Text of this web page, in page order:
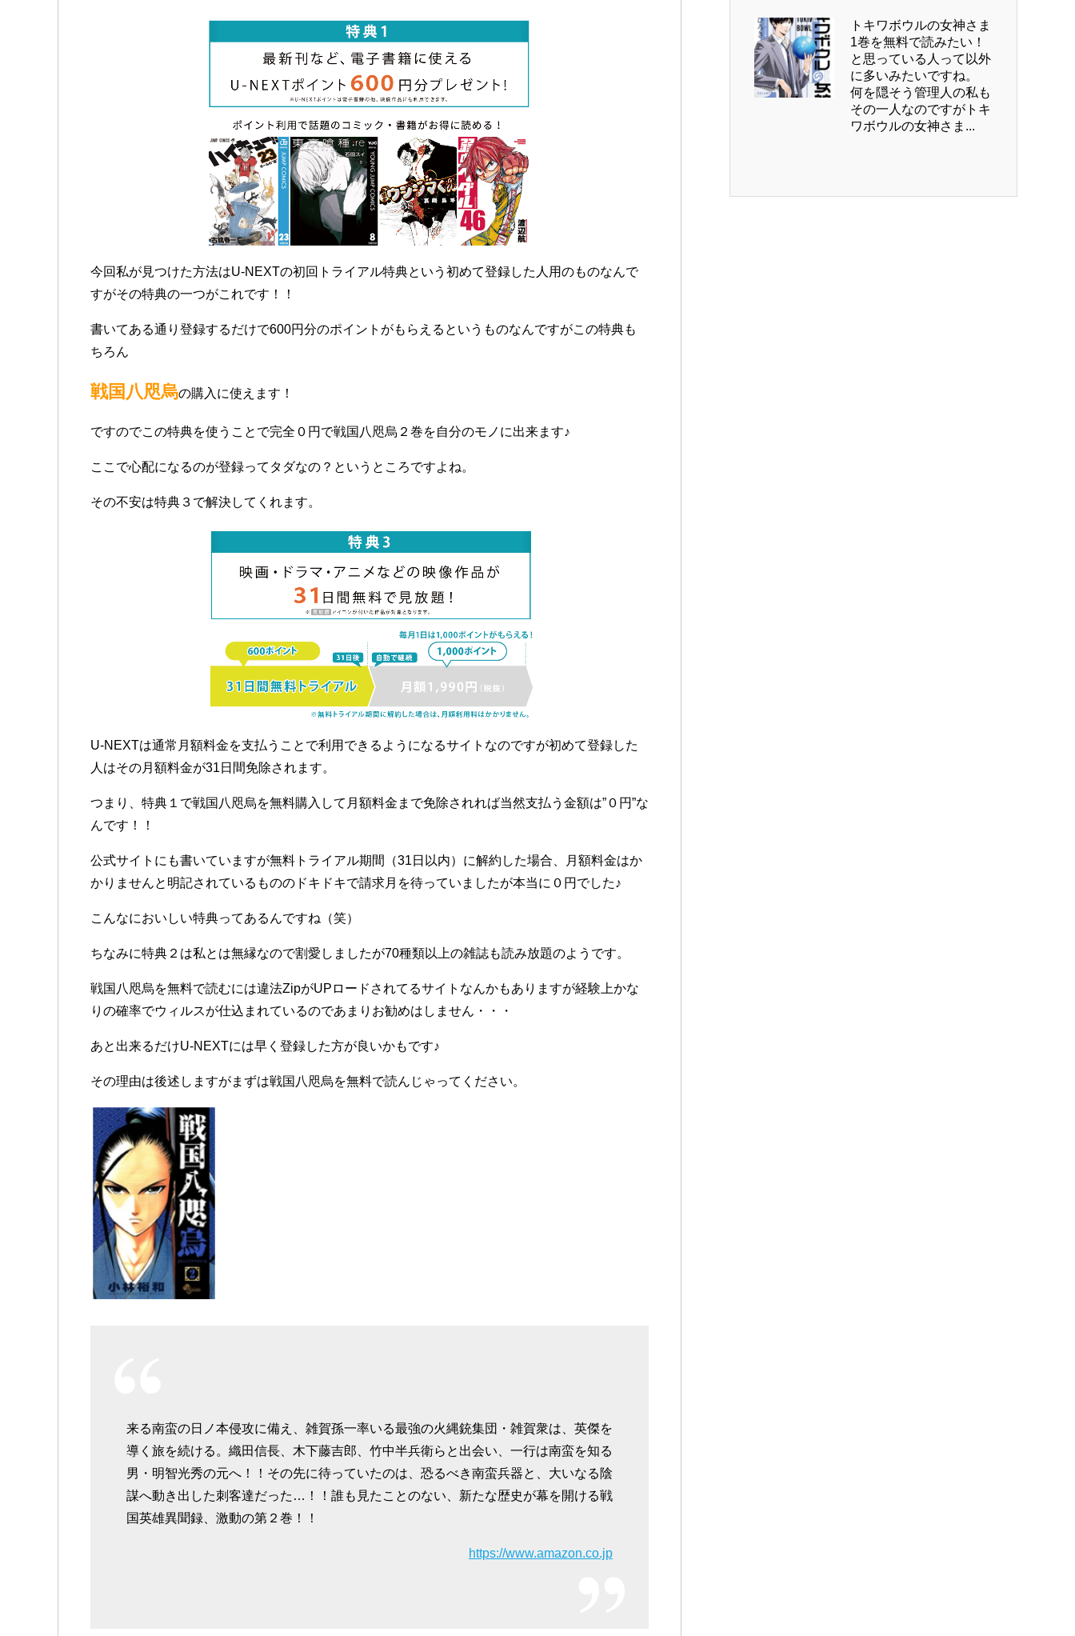
今回私が見つけた方法はU-NEXTの初回トライアル特典という初めて登録した人用のものなんで
すがその特典の一つがこれです！！
書いてある通り登録するだけで600円分のポイントがもらえるというものなんですがこの特典も
ちろん
戦国八咫烏の購入に使えます！
ですのでこの特典を使うことで完全０円で戦国八咫烏２巻を自分のモノに出来ます♪
ここで心配になるのが登録ってタダなの？というところですよね。
その不安は特典３で解決してくれます。
U-NEXTは通常月額料金を支払うことで利用できるようになるサイトなのですが初めて登録した
人はその月額料金が31日間免除されます。
つまり、特典１で戦国八咫烏を無料購入して月額料金まで免除されれば当然支払う金額は”０円”な
んです！！
公式サイトにも書いていますが無料トライアル期間（31日以内）に解約した場合、月額料金はか
かりませんと明記されているもののドキドキで請求月を待っていましたが本当に０円でした♪
こんなにおいしい特典ってあるんですね（笑）
ちなみに特典２は私とは無縁なので割愛しましたが70種類以上の雑誌も読み放題のようです。
戦国八咫烏を無料で読むには違法ZipがUPロードされてるサイトなんかもありますが経験上かな
りの確率でウィルスが仕込まれているのであまりお勧めはしません・・・
あと出来るだけU-NEXTには早く登録した方が良いかもです♪
その理由は後述しますがまずは戦国八咫烏を無料で読んじゃってください。
来る南蛮の日ノ本侵攻に備え、雑賀孫一率いる最強の火縄銃集団・雑賀衆は、英傑を
導く旅を続ける。織田信長、木下藤吉郎、竹中半兵衛らと出会い、一行は南蛮を知る
男・明智光秀の元へ！！その先に待っていたのは、恐るべき南蛮兵器と、大いなる陰
謀へ動き出した刺客達だった…！！誰も見たことのない、新たな歴史が幕を開ける戦
国英雄異聞録、激動の第２巻！！
https://www.amazon.co.jp
トキワボウルの女神さま
1巻を無料で読みたい！
と思っている人って以外
に多いみたいですね。
何を隠そう管理人の私も
その一人なのですがトキ
ワボウルの女神さま...